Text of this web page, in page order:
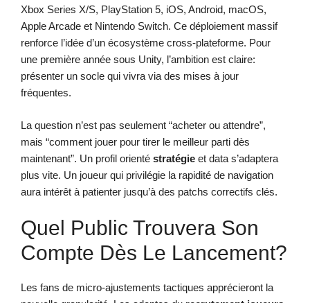
Xbox Series X/S, PlayStation 5, iOS, Android, macOS,
Apple Arcade et Nintendo Switch. Ce déploiement massif
renforce l’idée d’un écosystème cross-plateforme. Pour
une première année sous Unity, l’ambition est claire:
présenter un socle qui vivra via des mises à jour
fréquentes.
La question n’est pas seulement “acheter ou attendre”,
mais “comment jouer pour tirer le meilleur parti dès
maintenant”. Un profil orienté stratégie et data s’adaptera
plus vite. Un joueur qui privilégie la rapidité de navigation
aura intérêt à patienter jusqu’à des patchs correctifs clés.
Quel Public Trouvera Son
Compte Dès Le Lancement?
Les fans de micro-ajustements tactiques apprécieront la